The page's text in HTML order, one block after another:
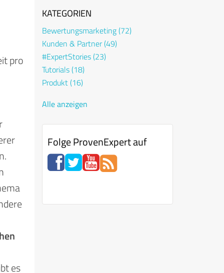
pro
es
KATEGORIEN
Bewertungsmarketing(72)
Kunden & Partner(49)
#ExpertStories(23)
Tutorials(18)
Produkt(16)
Alle anzeigen
Folge ProvenExpert auf